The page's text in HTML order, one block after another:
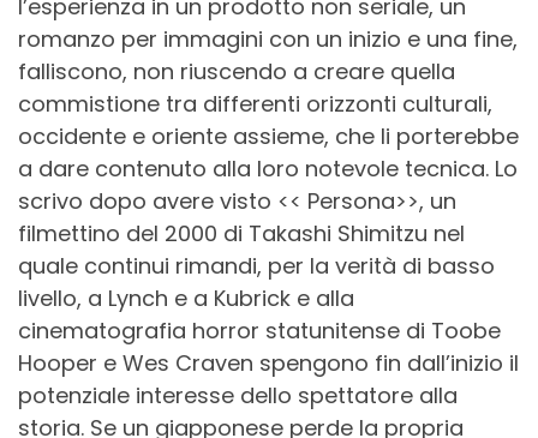
l’esperienza in un prodotto non seriale, un
romanzo per immagini con un inizio e una fine,
falliscono, non riuscendo a creare quella
commistione tra differenti orizzonti culturali,
occidente e oriente assieme, che li porterebbe
a dare contenuto alla loro notevole tecnica. Lo
scrivo dopo avere visto << Persona>>, un
filmettino del 2000 di Takashi Shimitzu nel
quale continui rimandi, per la verità di basso
livello, a Lynch e a Kubrick e alla
cinematografia horror statunitense di Toobe
Hooper e Wes Craven spengono fin dall’inizio il
potenziale interesse dello spettatore alla
storia. Se un giapponese perde la propria